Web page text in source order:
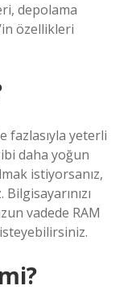
depolama
özellikleri
fazlasıyla yeterli
daha yoğun
istiyorsanız,
vadede RAM